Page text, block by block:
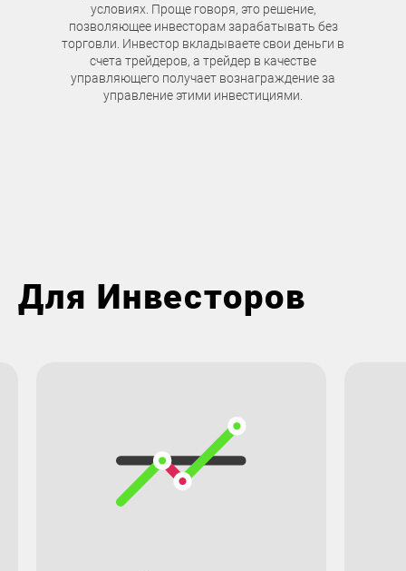
условиях. Проще говоря, это решение,
позволяющее инвесторам зарабатывать без
торговли. Инвестор вкладываете свои деньги в
счета трейдеров, а трейдер в качестве
управляющего получает вознаграждение за
управление этими инвестициями.
Для Инвесторов